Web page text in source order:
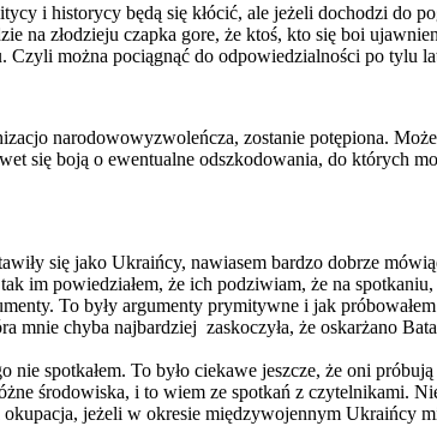
i historycy będą się kłócić, ale jeżeli dochodzi do
na złodzieju czapka gore, że ktoś, kto się boi
można pociągnąć do odpowiedzialności po tylu
narodowowyzwoleńcza, zostanie potępiona.
się boją o ewentualne odszkodowania, do których
się jako Ukraińcy, nawiasem bardzo dobrze
im powiedziałem, że ich podziwiam, że na
To były argumenty prymitywne i jak
mnie chyba najbardziej zaskoczyła, że oskarżano
spotkałem. To było ciekawe jeszcze, że oni
środowiska, i to wiem ze spotkań z czytelnikami.
jeżeli w okresie międzywojennym Ukraińcy